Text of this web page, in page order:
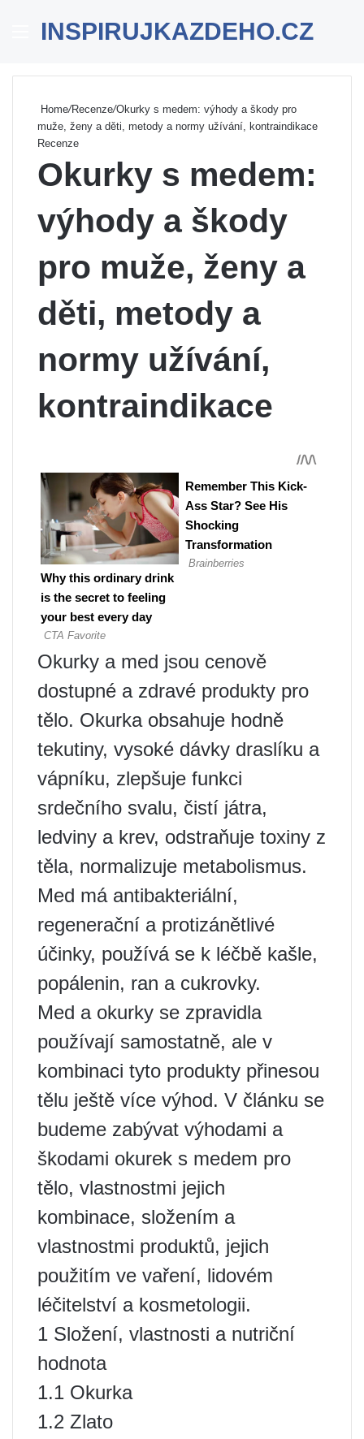
Menu
INSPIRUJKAZDEHO.CZ
Home/Recenze/Okurky s medem: výhody a škody pro
muže, ženy a děti, metody a normy užívání, kontraindikace
Recenze
Okurky s medem:
výhody a škody
pro muže, ženy a
děti, metody a
normy užívání,
kontraindikace
Okurky a med jsou cenově
dostupné a zdravé produkty pro
tělo. Okurka obsahuje hodně
tekutiny, vysoké dávky draslíku a
vápníku, zlepšuje funkci
srdečního svalu, čistí játra,
ledviny a krev, odstraňuje toxiny z
těla, normalizuje metabolismus.
Med má antibakteriální,
regenerační a protizánětlivé
účinky, používá se k léčbě kašle,
popálenin, ran a cukrovky.
Med a okurky se zpravidla
používají samostatně, ale v
kombinaci tyto produkty přinesou
tělu ještě více výhod. V článku se
budeme zabývat výhodami a
škodami okurek s medem pro
tělo, vlastnostmi jejich
kombinace, složením a
vlastnostmi produktů, jejich
použitím ve vaření, lidovém
léčitelství a kosmetologii.
1 Složení, vlastnosti a nutriční
hodnota
1.1 Okurka
1.2 Zlato